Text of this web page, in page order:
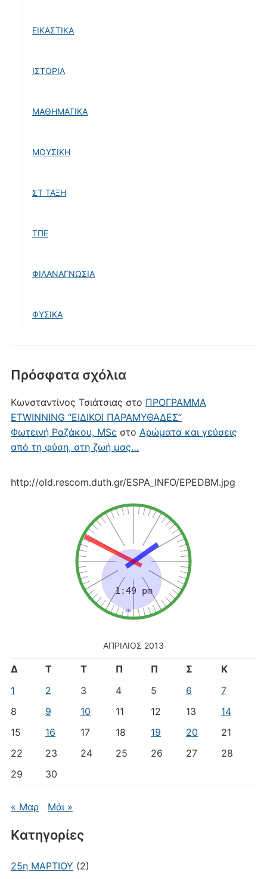
ΕΙΚΑΣΤΙΚΑ
ΙΣΤΟΡΙΑ
ΜΑΘΗΜΑΤΙΚΑ
ΜΟΥΣΙΚΗ
ΣΤ ΤΑΞΗ
ΤΠΕ
ΦΙΛΑΝΑΓΝΩΣΙΑ
ΦΥΣΙΚΑ
Πρόσφατα σχόλια
Κωνσταντίνος Τσιάτσιας στο ΠΡΟΓΡΑΜΜΑ
ETWINNING “ΕΙΔΙΚΟΙ ΠΑΡΑΜΥΘΑΔΕΣ”
Φωτεινή Ραζάκου, MSc στο Αρώματα και γεύσεις
από τη φύση, στη ζωή μας…
http://old.rescom.duth.gr/ESPA_INFO/EPEDBM.jpg
ΑΠΡΊΛΙΟΣ 2013
Δ Τ Τ Π Π Σ
Κ
1
2 3 4 5 6
7
8
9 10 11 12 13
14
15
16 17 18 19 20
21
22
23 24 25 26 27
28
29
30
« Μαρ Μάι »
Kατηγορίες
25η ΜΑΡΤΙΟΥ (2)